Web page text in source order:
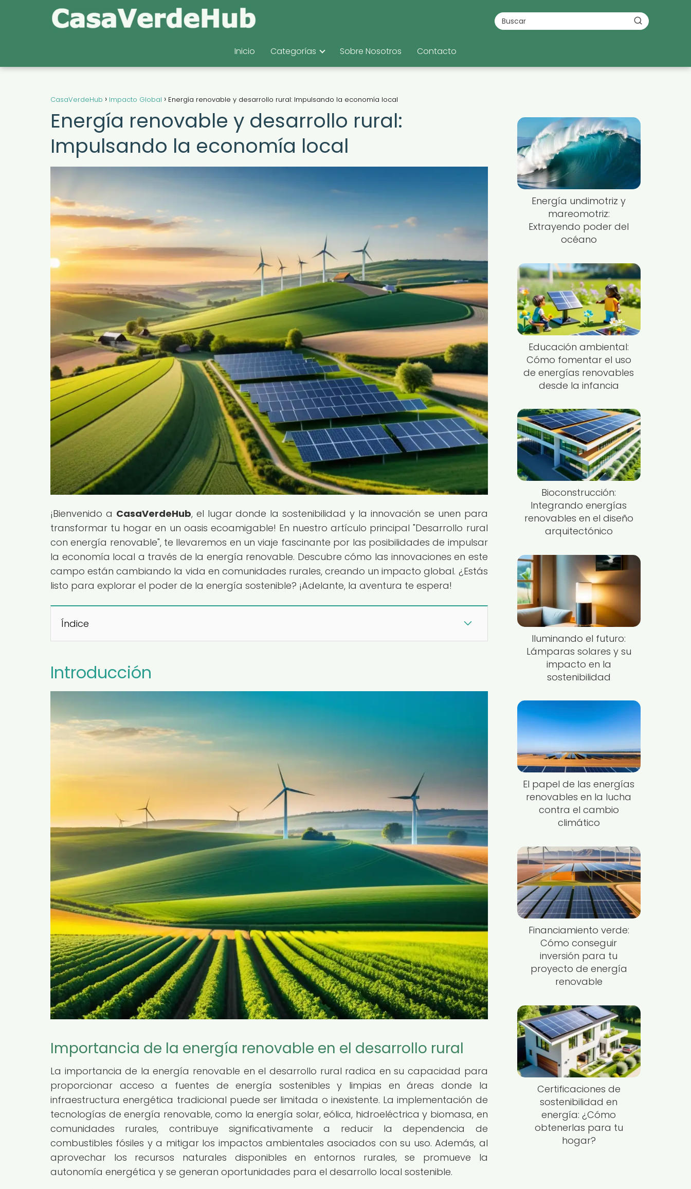
Inicio Categorías Sobre Nosotros Contacto
CasaVerdeHub Impacto Global Energía renovable y desarrollo rural: Impulsando la economía local
Energía renovable y desarrollo rural:
Impulsando la economía local
¡Bienvenido a CasaVerdeHub, el lugar donde la sostenibilidad y la innovación se unen para
transformar tu hogar en un oasis ecoamigable! En nuestro artículo principal "Desarrollo rural
con energía renovable", te llevaremos en un viaje fascinante por las posibilidades de impulsar
la economía local a través de la energía renovable. Descubre cómo las innovaciones en este
campo están cambiando la vida en comunidades rurales, creando un impacto global. ¿Estás
listo para explorar el poder de la energía sostenible? ¡Adelante, la aventura te espera!
Índice
Introducción
Importancia de la energía renovable en el desarrollo rural
La importancia de la energía renovable en el desarrollo rural radica en su capacidad para
proporcionar acceso a fuentes de energía sostenibles y limpias en áreas donde la
infraestructura energética tradicional puede ser limitada o inexistente. La implementación de
tecnologías de energía renovable, como la energía solar, eólica, hidroeléctrica y biomasa, en
comunidades rurales, contribuye significativamente a reducir la dependencia de
combustibles fósiles y a mitigar los impactos ambientales asociados con su uso. Además, al
aprovechar los recursos naturales disponibles en entornos rurales, se promueve la
autonomía energética y se generan oportunidades para el desarrollo local sostenible.
Energía undimotriz y
mareomotriz:
Extrayendo poder del
océano
Educación ambiental:
Cómo fomentar el uso
de energías renovables
desde la infancia
Bioconstrucción:
Integrando energías
renovables en el diseño
arquitectónico
Iluminando el futuro:
Lámparas solares y su
impacto en la
sostenibilidad
El papel de las energías
renovables en la lucha
contra el cambio
climático
Financiamiento verde:
Cómo conseguir
inversión para tu
proyecto de energía
renovable
Certificaciones de
sostenibilidad en
energía: ¿Cómo
obtenerlas para tu
hogar?